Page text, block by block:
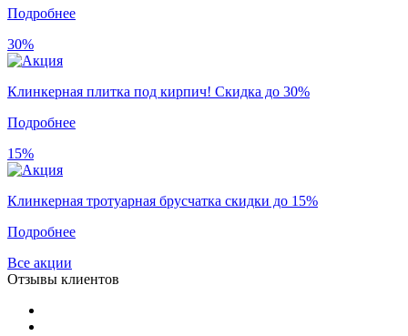
Подробнее
30%
Клинкерная плитка под кирпич! Скидка до 30%
Подробнее
15%
Клинкерная тротуарная брусчатка скидки до 15%
Подробнее
Все акции
Отзывы клиентов